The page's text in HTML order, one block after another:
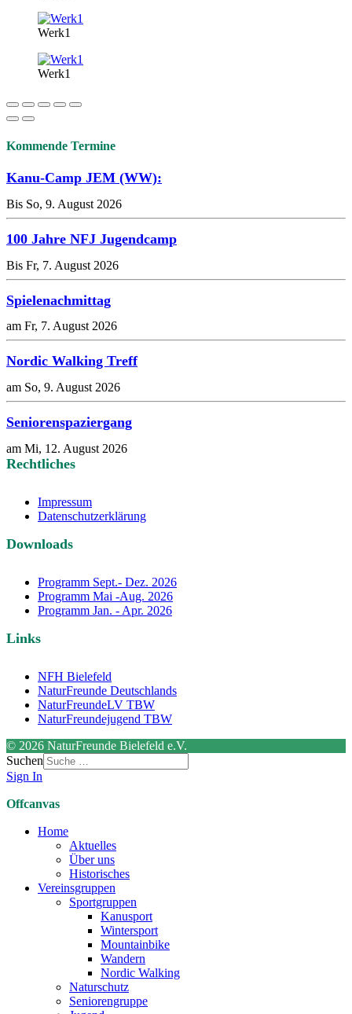
Werk1
Werk1
Kommende Termine
Kanu-Camp JEM (WW):
Bis So, 9. August 2026
100 Jahre NFJ Jugendcamp
Bis Fr, 7. August 2026
Spielenachmittag
am Fr, 7. August 2026
Nordic Walking Treff
am So, 9. August 2026
Seniorenspaziergang
am Mi, 12. August 2026
Rechtliches
Impressum
Datenschutzerklärung
Downloads
Programm Sept.- Dez. 2026
Programm Mai -Aug. 2026
Programm Jan. - Apr. 2026
Links
NFH Bielefeld
NaturFreunde Deutschlands
NaturFreundeLV TBW
NaturFreundejugend TBW
© 2026 NaturFreunde Bielefeld e.V.
Suchen
Sign In
Offcanvas
Home
Aktuelles
Über uns
Historisches
Vereinsgruppen
Sportgruppen
Kanusport
Wintersport
Mountainbike
Wandern
Nordic Walking
Naturschutz
Seniorengruppe